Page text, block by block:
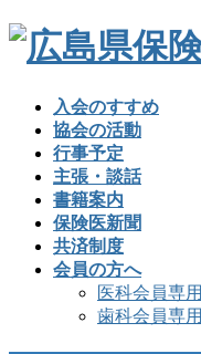
入会のすすめ
協会の活動
行事予定
主張・談話
書籍案内
保険医新聞
共済制度
会員の方へ
医科会員専用
歯科会員専用